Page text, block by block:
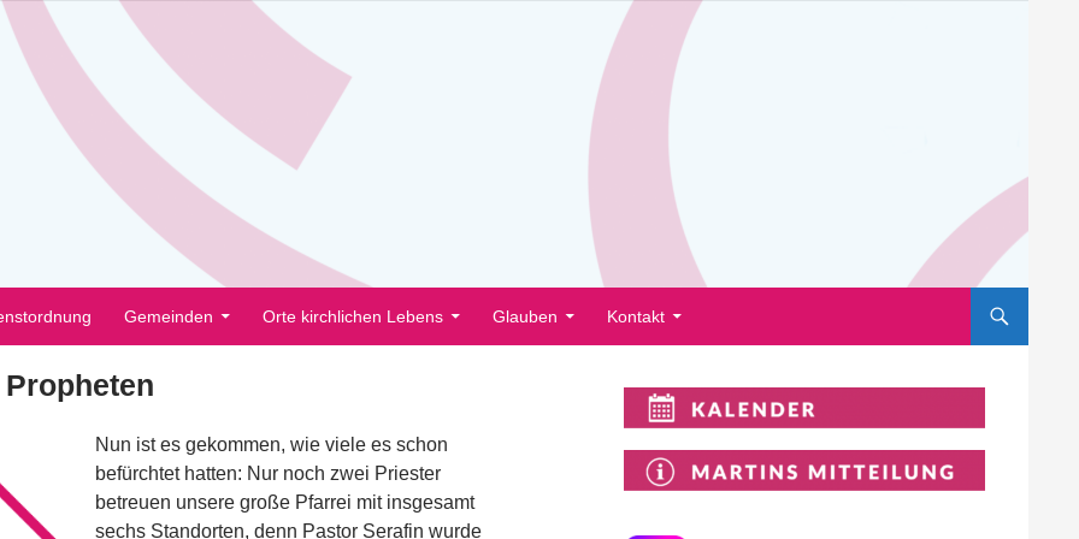
Gemeinden Orte kirchlichen Lebens Glauben Kontakt
Nun ist es gekommen, wie viele es schon
befürchtet hatten: Nur noch zwei Priester
betreuen unsere große Pfarrei mit insgesamt
sechs Standorten, denn Pastor Serafin wurde